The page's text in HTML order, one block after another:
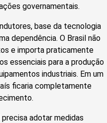
governamentais.
base da tecnologia
dependência. O Brasil não
e importa praticamente
essenciais para a produção
industriais. Em um
ficaria completamente
adotar medidas